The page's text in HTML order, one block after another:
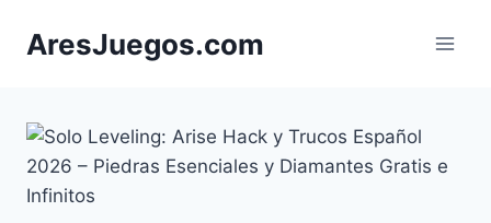
AresJuegos.com